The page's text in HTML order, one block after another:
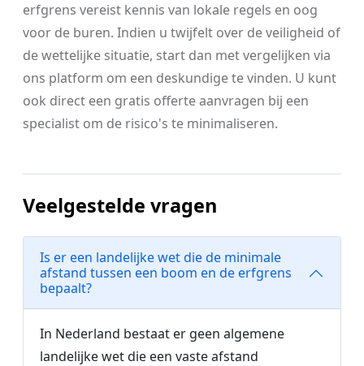
erfgrens vereist kennis van lokale regels en oog
voor de buren. Indien u twijfelt over de veiligheid of
de wettelijke situatie, start dan met vergelijken via
ons platform om een deskundige te vinden. U kunt
ook direct een gratis offerte aanvragen bij een
specialist om de risico's te minimaliseren.
Veelgestelde vragen
Is er een landelijke wet die de minimale
afstand tussen een boom en de erfgrens
bepaalt?
In Nederland bestaat er geen algemene
landelijke wet die een vaste afstand